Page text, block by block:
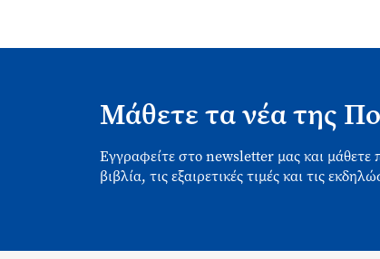
Μάθετε τα νέα της
Εγγραφείτε στο newsletter μας και μάθετε
βιβλία, τις εξαιρετικές τιμές και τις